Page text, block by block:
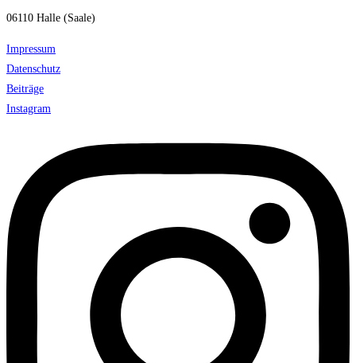
06110 Halle (Saale)
Impressum
Datenschutz
Beiträge
Instagram